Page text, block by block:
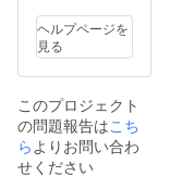
ゲスト
ハウス
waya or
yuyuの
使え
る、ド
ミト
リー1泊
無料券
ヘルプページを
見る
このプロジェクト
の問題報告はこち
らよりお問い合わ
せください